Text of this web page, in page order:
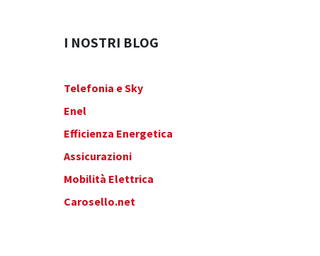
I NOSTRI BLOG
Telefonia e Sky
Enel
Efficienza Energetica
Assicurazioni
Mobilità Elettrica
Carosello.net